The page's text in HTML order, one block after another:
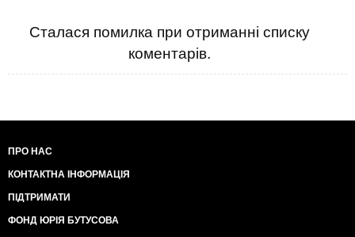
Сталася помилка при отриманні списку
коментарів.
ПРО НАС
КОНТАКТНА ІНФОРМАЦІЯ
ПІДТРИМАТИ
ФОНД ЮРІЯ БУТУСОВА